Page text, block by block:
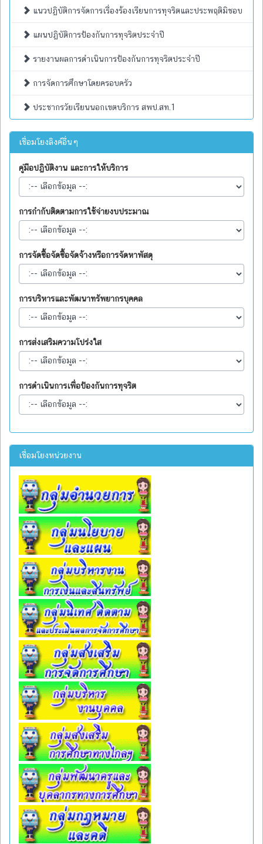
แนวปฏิบัติการจัดการเรื่องร้องเรียนการทุจริตและประพฤติมิชอบ
แผนปฏิบัติการป้องกันการทุจริตประจำปี
รายงานผลการดำเนินการป้องกันการทุจริตประจำปี
การจัดการศึกษาโดยครอบครัว
ประชากรวัยเรียนนอกเขตบริการ สพป.สท.1
เชื่อมโยงลิงค์อื่นๆ
คู่มือปฏิบัติงาน และการให้บริการ
การกำกับติดตามการใช้จ่ายงบประมาณ
การจัดซื้อจัดซื้อจัดจ้างหรือการจัดหาพัสดุ
การบริหารและพัฒนาทรัพยากรบุคคล
การส่งเสริมความโปร่งใส
การดำเนินการเพื่อป้องกันการทุจริต
เชื่อมโยงหน่วยงาน